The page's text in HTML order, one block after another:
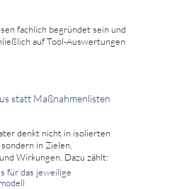
fachlich begründet sein und
auf Tool-Auswertungen
statt Maßnahmenlisten
denkt nicht in isolierten
in Zielen,
Wirkungen. Dazu zählt:
für das jeweilige